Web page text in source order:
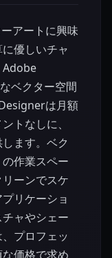
アートに興味
優しいチャ
Adobe
ベクター空間
は月額
トなしに、
ます。ベク
作業スペー
ーンでスケ
リケーショ
ャやシェー
プロフェッ
価格で求め